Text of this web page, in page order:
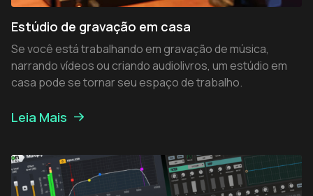
Estúdio de gravação em casa
Se você está trabalhando em gravação de música,
narrando vídeos ou criando audiolivros, um estúdio em
casa pode se tornar seu espaço de trabalho.
Leia Mais